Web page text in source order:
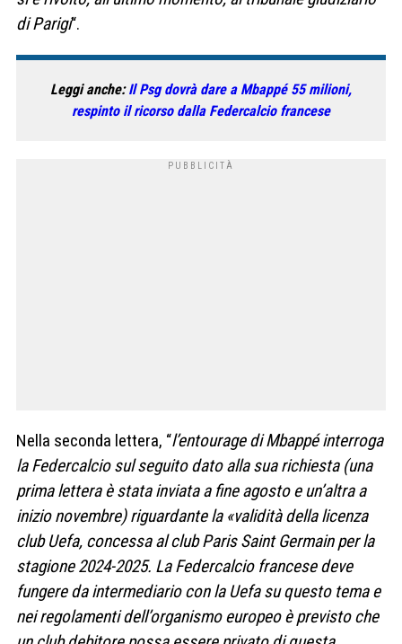
di Parigi“.
Leggi anche:Il Psg dovrà dare a Mbappé 55 milioni,
respinto il ricorso dalla Federcalcio francese
Nella seconda lettera, “l’entourage di Mbappé interroga
la Federcalcio sul seguito dato alla sua richiesta (una
prima lettera è stata inviata a fine agosto e un’altra a
inizio novembre) riguardante la «validità della licenza
club Uefa, concessa al club Paris Saint Germain per la
stagione 2024-2025. La Federcalcio francese deve
fungere da intermediario con la Uefa su questo tema e
nei regolamenti dell’organismo europeo è previsto che